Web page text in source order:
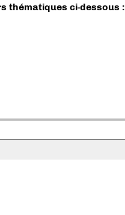
thématiques ci-dessous :